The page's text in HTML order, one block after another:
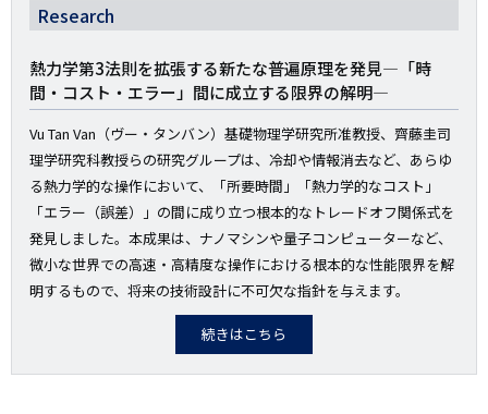
Research
熱力学第3法則を拡張する新たな普遍原理を発見―「時
間・コスト・エラー」間に成立する限界の解明―
Vu Tan Van（ヴー・タンバン）基礎物理学研究所准教授、齊藤圭司
理学研究科教授らの研究グループは、冷却や情報消去など、あらゆ
る熱力学的な操作において、「所要時間」「熱力学的なコスト」
「エラー（誤差）」の間に成り立つ根本的なトレードオフ関係式を
発見しました。本成果は、ナノマシンや量子コンピューターなど、
微小な世界での高速・高精度な操作における根本的な性能限界を解
明するもので、将来の技術設計に不可欠な指針を与えます。
続きはこちら